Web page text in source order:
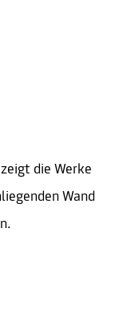
die Werke
Wand